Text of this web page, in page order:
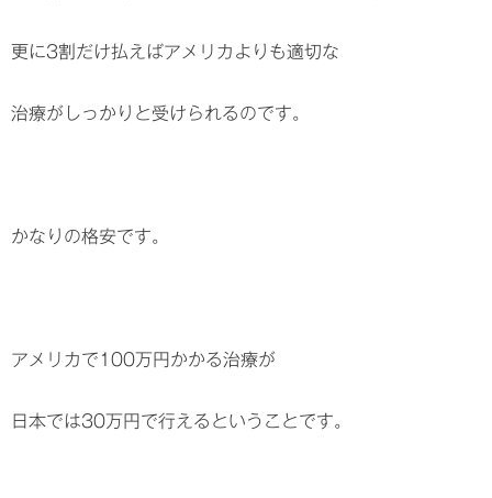
更に3割だけ払えばアメリカよりも適切な
治療がしっかりと受けられるのです。
かなりの格安です。
アメリカで100万円かかる治療が
日本では30万円で行えるということです。